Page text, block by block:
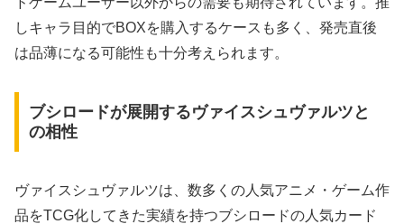
しキャラ目的でBOXを購入するケースも多く、発売直後
は品薄になる可能性も十分考えられます。
ブシロードが展開するヴァイスシュヴァルツと
の相性
ヴァイスシュヴァルツは、数多くの人気アニメ・ゲーム作
品をTCG化してきた実績を持つブシロードの人気カード